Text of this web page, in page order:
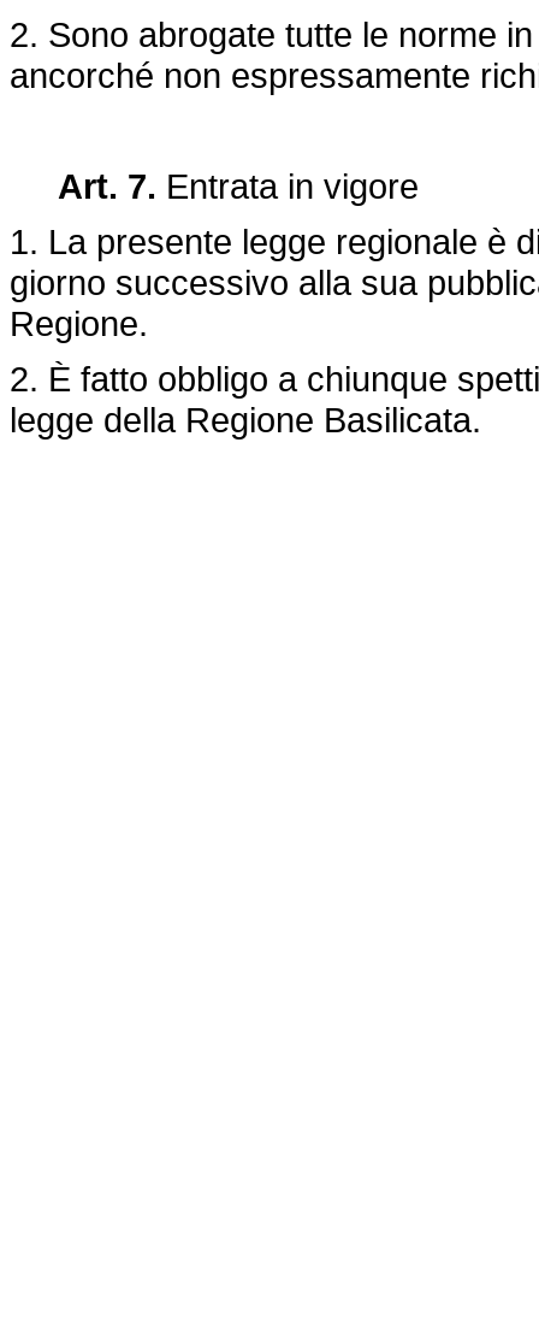
2. Sono abrogate tutte le norme
ancorché non espressamente
Art. 7. Entrata in vigore
1. La presente legge regionale è
giorno successivo alla sua
Regione.
2. È fatto obbligo a chiunque
legge della Regione Basilicata.